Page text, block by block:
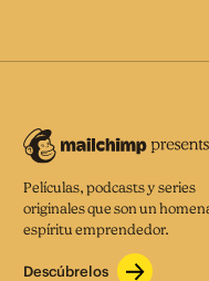
Películas, podcasts y series
originales que son un
espíritu emprendedor.
Descúbrelos